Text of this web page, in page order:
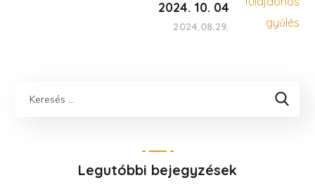
2024. 10. 04
2024.08.29.
Legutóbbi bejegyzések